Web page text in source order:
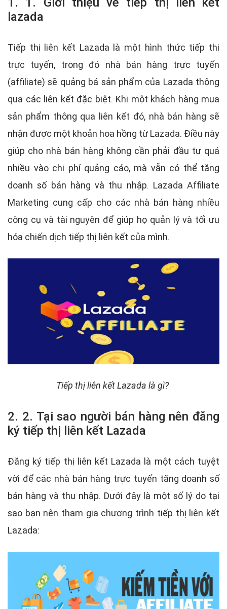
lazada
Tiếp thị liên kết Lazada là một hình thức tiếp thị
trực tuyến, trong đó nhà bán hàng trực tuyến
(affiliate) sẽ quảng bá sản phẩm của Lazada thông
qua các liên kết đặc biệt. Khi một khách hàng mua
sản phẩm thông qua liên kết đó, nhà bán hàng sẽ
nhận được một khoản hoa hồng từ Lazada. Điều này
giúp cho nhà bán hàng không cần phải đầu tư quá
nhiều vào chi phí quảng cáo, mà vẫn có thể tăng
doanh số bán hàng và thu nhập. Lazada Affiliate
Marketing cung cấp cho các nhà bán hàng nhiều
công cụ và tài nguyên để giúp họ quản lý và tối ưu
hóa chiến dịch tiếp thị liên kết của mình.
Tiếp thị liên kết Lazada là gì?
2. 2. Tại sao người bán hàng nên đăng
ký tiếp thị liên kết Lazada
Đăng ký tiếp thị liên kết Lazada là một cách tuyệt
vời để các nhà bán hàng trực tuyến tăng doanh số
bán hàng và thu nhập. Dưới đây là một số lý do tại
sao bạn nên tham gia chương trình tiếp thị liên kết
Lazada: